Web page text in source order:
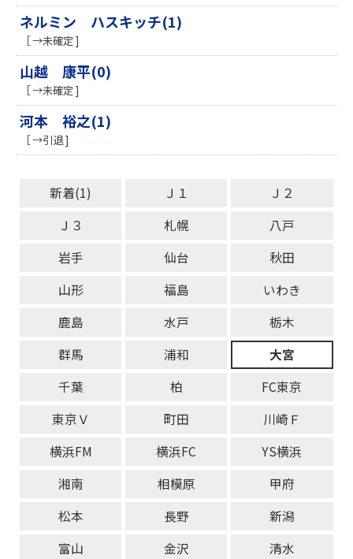
ネルミン ハスキッチ(1)
［ →未確定 ]
山越 康平(0)
［ →未確定 ]
河本 裕之(1)
［ →引退 ]
新着(1) Ｊ１
Ｊ２
Ｊ３
札幌
八戸
岩手
仙台
秋田
山形
福島
いわき
鹿島
水戸
栃木
群馬
浦和
大宮
千葉
柏
FC東京
東京Ｖ
町田
川崎Ｆ
横浜FM
横浜FC
YS横浜
湘南
相模原
甲府
松本
長野
新潟
富山
金沢
清水